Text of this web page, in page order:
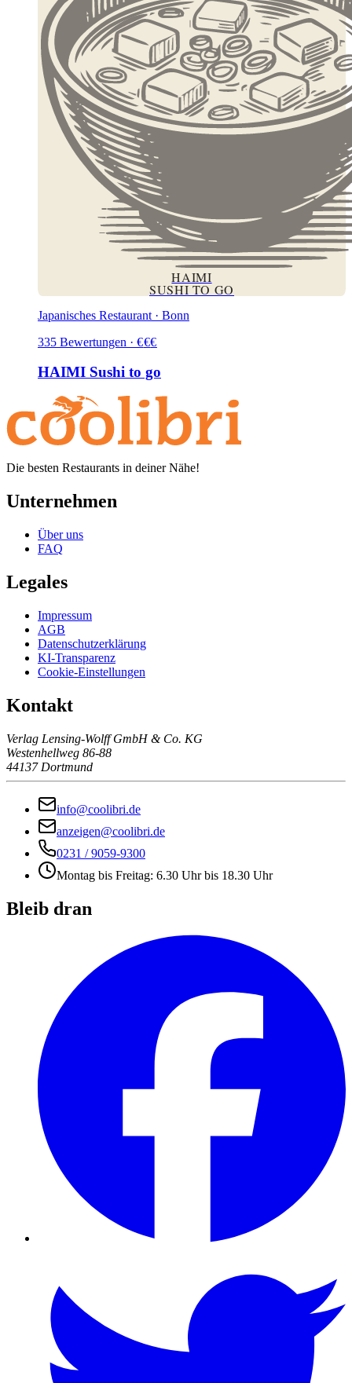
HAIMI
SUSHI TO GO
Japanisches Restaurant · Bonn
335 Bewertungen · €€€
HAIMI Sushi to go
Die besten Restaurants in deiner Nähe!
Unternehmen
Über uns
FAQ
Legales
Impressum
AGB
Datenschutzerklärung
KI-Transparenz
Cookie-Einstellungen
Kontakt
Verlag Lensing-Wolff GmbH & Co. KG
Westenhellweg 86-88
44137 Dortmund
info@coolibri.de
anzeigen@coolibri.de
0231 / 9059-9300
Montag bis Freitag: 6.30 Uhr bis 18.30 Uhr
Bleib dran